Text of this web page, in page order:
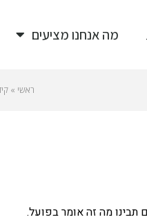
מה אנחנו מציעים
ראשי »
מה זה אומר בפועל.